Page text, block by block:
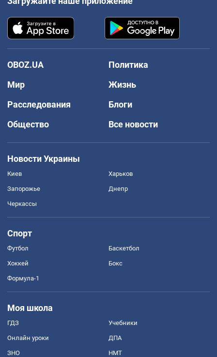
OBOZ.UA
Политика
Мир
Жизнь
Расследования
Блоги
Общество
Все новости
Новости Украины
Киев Харьков
Запорожье Днепр
Черкассы
Спорт
Футбол Баскетбол
Хоккей Бокс
Формула-1
Моя школа
ГДЗ Учебники
Онлайн уроки ДПА
ЗНО НМТ